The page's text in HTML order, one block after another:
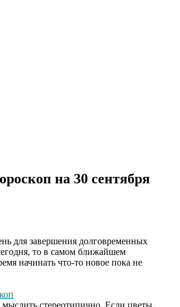
на 30 сентября
для завершения долговременных
то в самом ближайшем
начинать что-то новое пока не
стереотипично. Если цветы,